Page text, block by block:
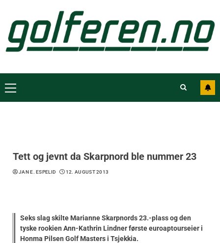
Tett og jevnt da Skarpnord ble nummer 23
JAN E. ESPELID 12. AUGUST 2013
Seks slag skilte Marianne Skarpnords 23.-plass og den
tyske rookien Ann-Kathrin Lindner første euroaptourseier i
Honma Pilsen Golf Masters i Tsjekkia.